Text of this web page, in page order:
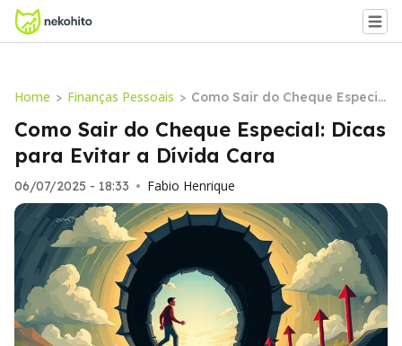
Home > Finanças Pessoais > Como Sair do Cheque Especia
l: Dicas para Evitar a Dívida C
ara
Como Sair do Cheque Especial: Dicas
para Evitar a Dívida Cara
06/07/2025 - 18:33 • Fabio Henrique